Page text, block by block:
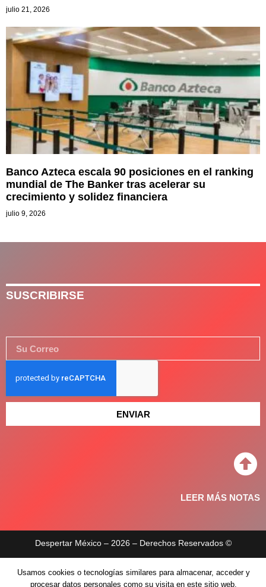
julio 21, 2026
Banco Azteca escala 90 posiciones en el ranking
mundial de The Banker tras acelerar su
crecimiento y solidez financiera
julio 9, 2026
SUSCRIBIRSE
ENVIAR
LEER MÁS NOTAS
Despertar México – 2026 – Derechos Reservados ©
Aviso de privacidad
Usamos cookies o tecnologías similares para almacenar, acceder y
procesar datos personales como su visita en este sitio web.